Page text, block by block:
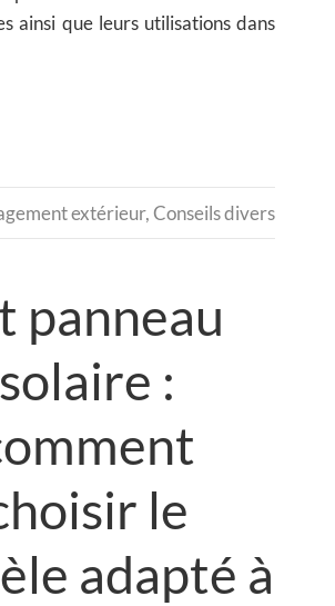
ainsi que leurs utilisations dans
extérieur,Conseils divers
panneau
solaire :
le
adapté à